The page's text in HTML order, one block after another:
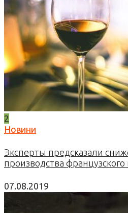
2
Новини
Эксперты предсказали
производства французского
07.08.2019